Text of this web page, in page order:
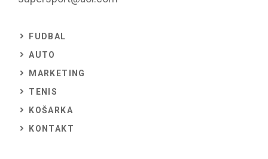
FUDBAL
AUTO
MARKETING
TENIS
KOŠARKA
KONTAKT